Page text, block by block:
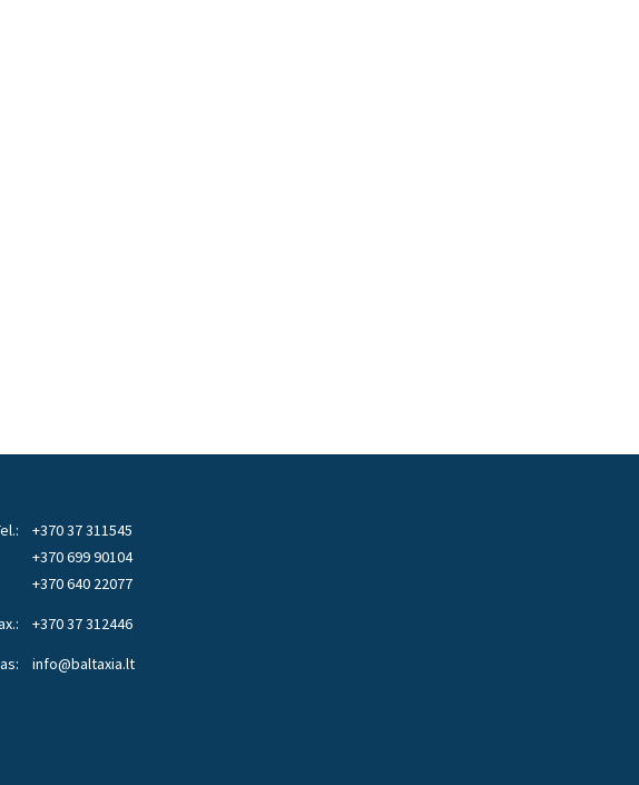
+370 37 311545
+370 699 90104
+370 640 22077
+370 37 312446
info@baltaxia.lt